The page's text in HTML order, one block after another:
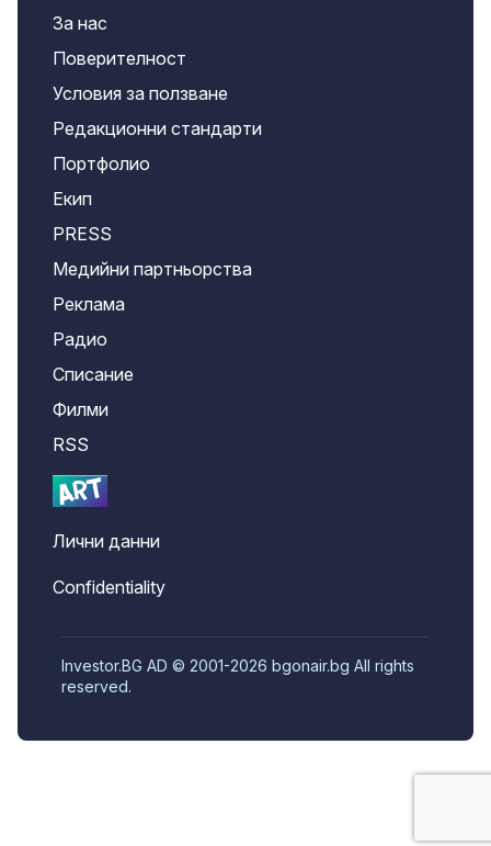
За нас
Поверителност
Условия за ползване
Редакционни стандарти
Портфолио
Екип
PRESS
Медийни партньорства
Реклама
Радио
Списание
Филми
RSS
Лични данни
Confidentiality
Investor.BG AD © 2001-2026 bgonair.bg All rights
reserved.